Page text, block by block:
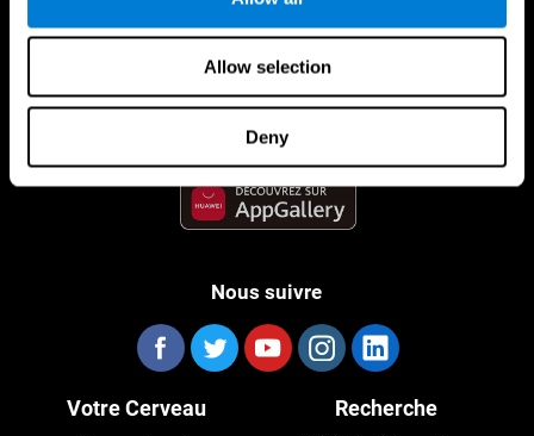
Allow selection
Deny
Nous suivre
Votre Cerveau Recherche